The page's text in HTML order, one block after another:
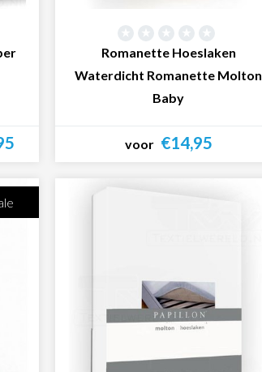
Romanette Hoeslaken
Waterdicht Romanette Molton
Baby
voor €14,95